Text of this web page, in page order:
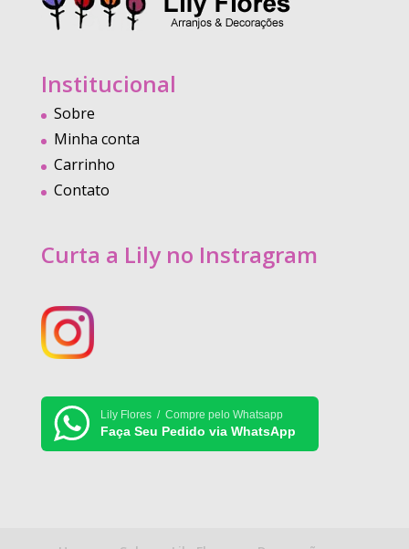
Institucional
Sobre
Minha conta
Carrinho
Contato
Curta a Lily no Instragram
Lily Flores / Compre pelo Whatsapp
Faça Seu Pedido via WhatsApp